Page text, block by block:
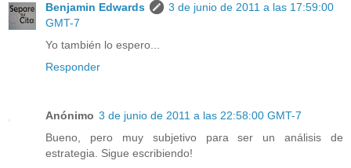
Benjamin Edwards
3 de junio de 2011 a las 17:59:00
GMT-7
Yo también lo espero...
Responder
Anónimo 3 de junio de 2011 a las 22:58:00 GMT-7
Bueno, pero muy subjetivo para ser un análisis de
estrategia. Sigue escribiendo!